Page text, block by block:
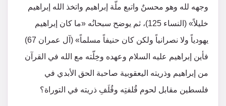
وجهه لله وهو محسنٌ واتبع ملّة إبراهيم واتخذ الله إبراهيم
خليلاً» (النساء 125)، ثم يوضح سبحانُه «ما كان إبراهيم
يهودياً ولا نصرانياً ولكن كان حنيفاً مسلماً» (آل عمران 67)
فأين إبراهيم عليه السلام وعهده وخِلّته مع الله في القرآن
من إبراهيم وذريته اليعقوبية صاحبة الحق الأبدي في
فلسطين مقابل لحوم قُلفتِه وقُلَفِ ذريته في التوراة؟